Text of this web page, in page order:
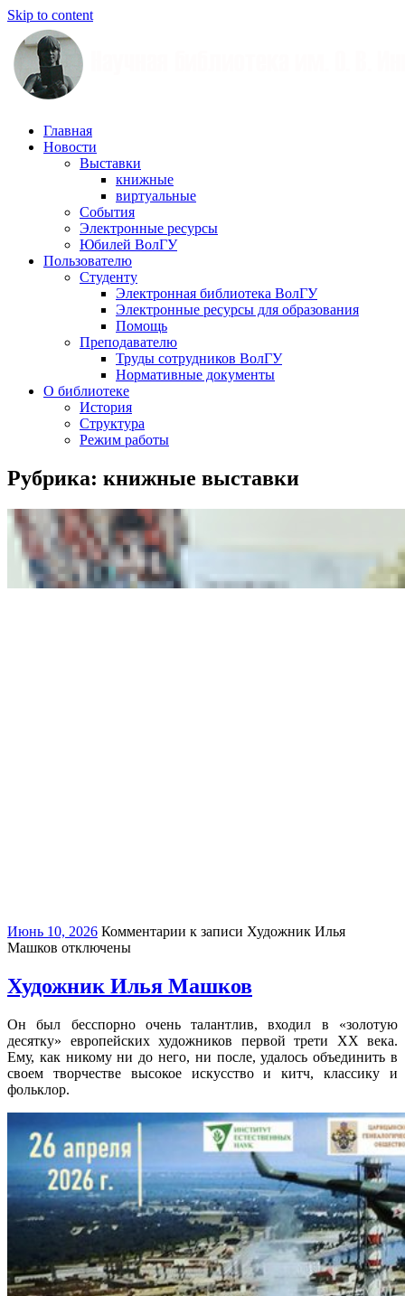
Skip to content
Научная
библиотека
Иншакова
Главная
Новости
Выставки
книжные
виртуальные
События
Электронные ресурсы
Юбилей ВолГУ
Пользователю
Студенту
Электронная библиотека ВолГУ
Электронные ресурсы для образования
Помощь
Преподавателю
Труды сотрудников ВолГУ
Нормативные документы
О библиотеке
История
Структура
Режим работы
Рубрика: книжные выставки
Июнь 10, 2026 Комментарии к записи Художник Илья
Машков отключены
Художник Илья Машков
Он был бесспорно очень талантлив, входил в «золотую
десятку» европейских художников первой трети XX века.
Ему, как никому ни до него, ни после, удалось объединить в
своем творчестве высокое искусство и китч, классику и
фольклор.